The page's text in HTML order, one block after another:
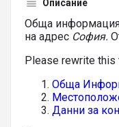
Описание
Обща
на адрес София.
Please rewrite this
Обща
Данни за